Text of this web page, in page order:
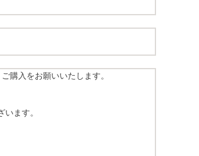
購入をお願いいたします。
ます。